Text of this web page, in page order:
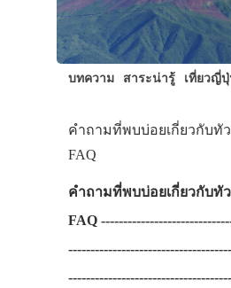
บทความ สาระน่ารู้ เที่ยวญี่
คำถามที่พบบ่อยเกี่ยวกับทั
FAQ
คำถามที่พบบ่อยเกี่ยวกับทั
FAQ